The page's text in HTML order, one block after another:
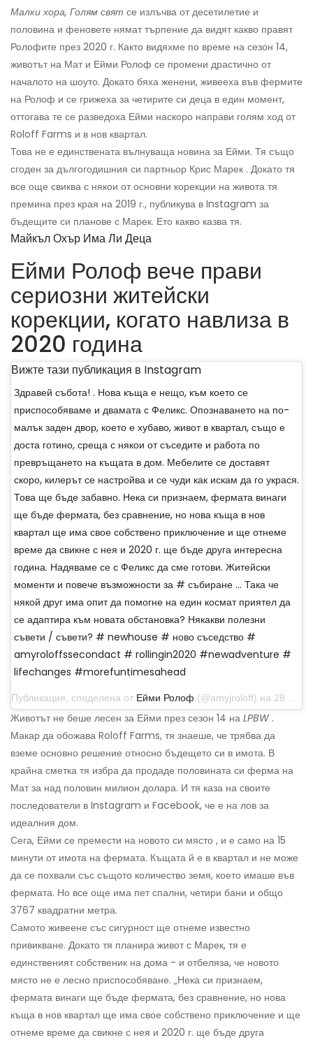
Малки хора, Голям свят се излъчва от десетилетие и
половина и феновете нямат търпение да видят какво правят
Ролофите през 2020 г. Както видяхме по време на сезон 14,
животът на Мат и Ейми Ролоф се промени драстично от
началото на шоуто. Докато бяха женени, живееха във фермите
на Ролоф и се грижеха за четирите си деца в един момент,
оттогава те се разведоха Ейми наскоро направи голям ход от
Roloff Farms и в нов квартал.
Това не е единствената вълнуваща новина за Ейми. Тя също
сгоден за дългогодишния си партньор Крис Марек . Докато тя
все още свиква с някои от основни корекции на живота тя
премина през края на 2019 г., публикува в Instagram за
бъдещите си планове с Марек. Ето какво казва тя.
Майкъл Охър Има Ли Деца
Ейми Ролоф вече прави
сериозни житейски
корекции, когато навлиза в
2020 година
Вижте тази публикация в Instagram
Здравей събота! . Нова къща е нещо, към което се
приспособяваме и двамата с Феликс. Опознаването на по-
малък заден двор, което е хубаво, живот в квартал, също е
доста готино, среща с някои от съседите и работа по
превръщането на къщата в дом. Мебелите се доставят
скоро, килерът се настройва и се чуди как искам да го украся.
Това ще бъде забавно. Нека си признаем, фермата винаги
ще бъде фермата, без сравнение, но нова къща в нов
квартал ще има свое собствено приключение и ще отнеме
време да свикне с нея и 2020 г. ще бъде друга интересна
година. Надяваме се с Феликс да сме готови. Житейски
моменти и повече възможности за # събиране ... Така че
някой друг има опит да помогне на един космат приятел да
се адаптира към новата обстановка? Някакви полезни
съвети / съвети? # newhouse # ново съседство #
amyroloffssecondact # rollingin2020 #newadventure #
lifechanges #morefuntimesahead
Публикация, споделена от Ейми Ролоф (@amyjroloff) на 28 декември 2019 г. в 9:48 ч. PST
Животът не беше лесен за Ейми през сезон 14 на LPBW .
Макар да обожава Roloff Farms, тя знаеше, че трябва да
вземе основно решение относно бъдещето си в имота. В
крайна сметка тя избра да продаде половината си ферма на
Мат за над половин милион долара. И тя каза на своите
последователи в Instagram и Facebook, че е на лов за
идеалния дом.
Сега, Ейми се премести на новото си място , и е само на 15
минути от имота на фермата. Къщата й е в квартал и не може
да се похвали със същото количество земя, което имаше във
фермата. Но все още има пет спални, четири бани и общо
3767 квадратни метра.
Самото живеене със сигурност ще отнеме известно
привикване. Докато тя планира живот с Марек, тя е
единственият собственик на дома - и отбеляза, че новото
място не е лесно приспособяване. „Нека си признаем,
фермата винаги ще бъде фермата, без сравнение, но нова
къща в нов квартал ще има свое собствено приключение и ще
отнеме време да свикне с нея и 2020 г. ще бъде друга